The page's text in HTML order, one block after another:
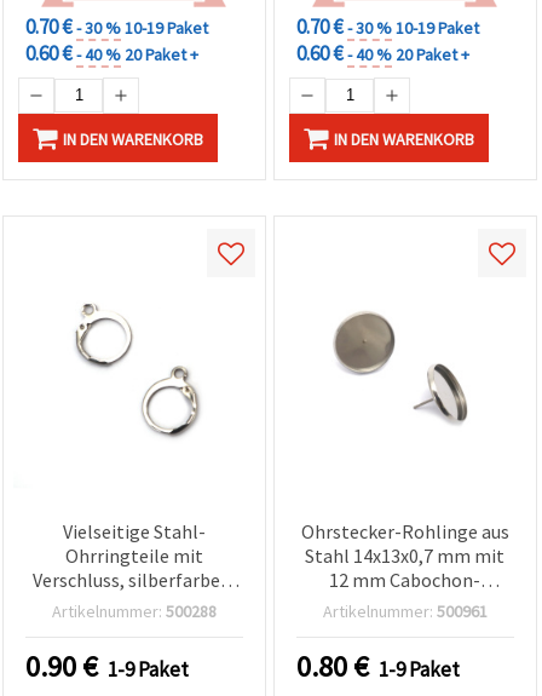
0.70 €- 30 %10-19 Paket
0.60 €- 40 % 20 Paket +
IN DEN WARENKORB
0.70 €- 30 %10-19 Paket
0.60 €- 40 % 20 Paket +
IN DEN WARENKORB
Vielseitige Stahl-
Ohrringteile mit
Verschluss, silberfarben,
12x15x2 mm, Loch 1 mm –
Schmuckherstellung
Artikelnummer: 500288
0.90€ 1-9 Paket
Ohrstecker-Rohlinge aus
Stahl 14x13x0,7 mm mit
12 mm Cabochon-
Fassung, silberfarben – 6
Artikelnummer: 500961
0.80€ 1-9 Paket